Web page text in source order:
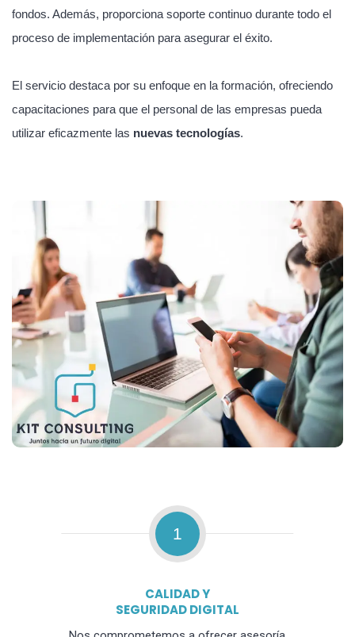
fondos. Además, proporciona soporte continuo durante todo el
proceso de implementación para asegurar el éxito.
El servicio destaca por su enfoque en la formación, ofreciendo
capacitaciones para que el personal de las empresas pueda
utilizar eficazmente las nuevas tecnologías.
1
CALIDAD Y
SEGURIDAD DIGITAL